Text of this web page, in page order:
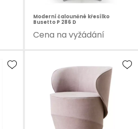
Moderní čalouněné křesílko
Busetto P 286 D
Cena na vyžádání